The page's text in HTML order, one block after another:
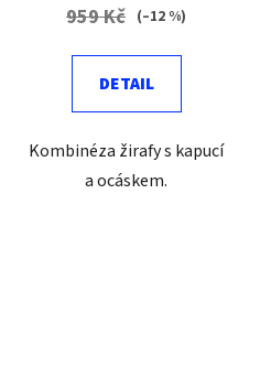
959 Kč (–12 %)
DETAIL
Kombinéza žirafy s kapucí
a ocáskem.